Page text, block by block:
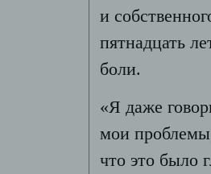
и
пятнадцать
боли.
«Я даже
мои
что это было